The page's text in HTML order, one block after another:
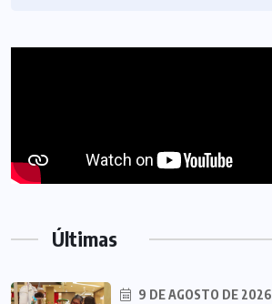
Últimas
9 DE AGOSTO DE 2026